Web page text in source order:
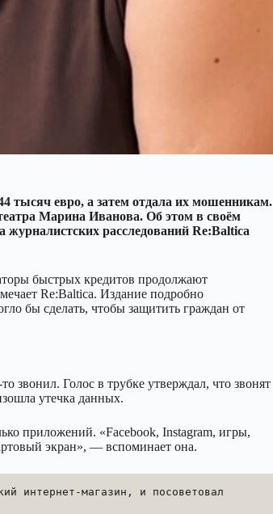
тысяч евро, а затем отдала их мошенникам.
Марина Иванова. Об этом в своём
журналистских расследований Re:Baltica
быстрых кредитов продолжают
Re:Baltica. Издание подробно
бы сделать, чтобы защитить граждан от
звонил. Голос в трубке утверждал, что звонят
утечка данных.
приложений. «Facebook, Instagram, игры,
экран», — вспоминает она.
интернет-магазин, и посоветовал